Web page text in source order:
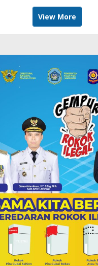
View More